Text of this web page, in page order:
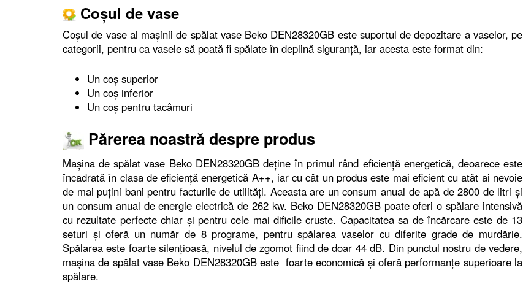
Coşul de vase
Coşul de vase al maşinii de spălat vase Beko DEN28320GB este suportul de depozitare a vaselor, pe
categorii, pentru ca vasele să poată fi spălate în deplină siguranţă, iar acesta este format din:
Un coş superior
Un coş inferior
Un coş pentru tacâmuri
Părerea noastră despre produs
Maşina de spălat vase Beko DEN28320GB deţine în primul rând eficienţă energetică, deoarece este
încadrată în clasa de eficienţă energetică A++, iar cu cât un produs este mai eficient cu atât ai nevoie
de mai puţini bani pentru facturile de utilităţi. Aceasta are un consum anual de apă de 2800 de litri şi
un consum anual de energie electrică de 262 kw. Beko DEN28320GB poate oferi o spălare intensivă
cu rezultate perfecte chiar şi pentru cele mai dificile cruste. Capacitatea sa de încărcare este de 13
seturi şi oferă un număr de 8 programe, pentru spălarea vaselor cu diferite grade de murdărie.
Spălarea este foarte silenţioasă, nivelul de zgomot fiind de doar 44 dB. Din punctul nostru de vedere,
maşina de spălat vase Beko DEN28320GB este foarte economică şi oferă performanţe superioare la
spălare.